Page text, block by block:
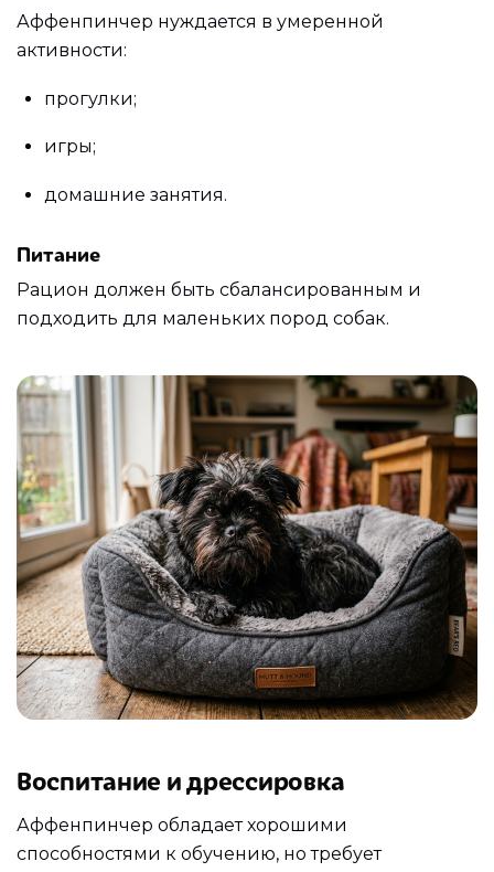
Аффенпинчер нуждается в умеренной
активности:
прогулки;
игры;
домашние занятия.
Питание
Рацион должен быть сбалансированным и
подходить для маленьких пород собак.
Воспитание и дрессировка
Аффенпинчер обладает хорошими
способностями к обучению, но требует